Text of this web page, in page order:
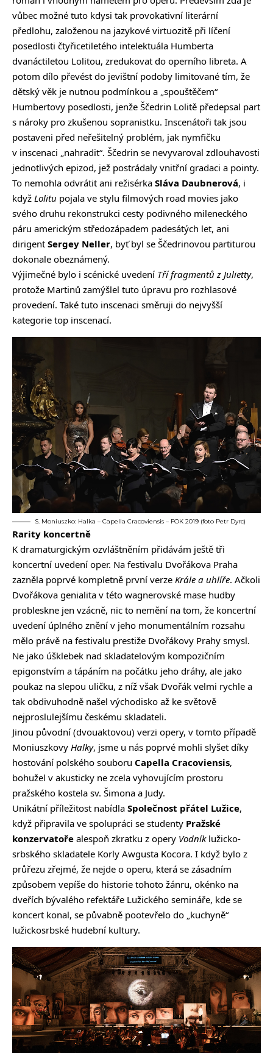
vůbec možné tuto kdysi tak provokativní literární
předlohu, založenou na jazykové virtuozitě při líčení
posedlosti čtyřicetiletého intelektuála Humberta
dvanáctiletou Lolitou, zredukovat do operního libreta. A
potom dílo převést do jevištní podoby limitované tím, že
dětský věk je nutnou podmínkou a „spouštěčem“
Humbertovy posedlosti, jenže Ščedrin Lolitě předepsal part
s nároky pro zkušenou sopranistku. Inscenátoři tak jsou
postaveni před neřešitelný problém, jak nymfičku
v inscenaci „nahradit“. Ščedrin se nevyvaroval zdlouhavosti
jednotlivých epizod, jež postrádaly vnitřní gradaci a pointy.
To nemohla odvrátit ani režisérka Sláva Daubnerová, i
když Lolitu pojala ve stylu filmových road movies jako
svého druhu rekonstrukci cesty podivného mileneckého
páru americkým středozápadem padesátých let, ani
dirigent Sergey Neller, byť byl se Ščedrinovou partiturou
dokonale obeznámený.
Výjimečné bylo i scénické uvedení Tří fragmentů z Julietty,
protože Martinů zamýšlel tuto úpravu pro rozhlasové
provedení. Také tuto inscenaci směruji do nejvyšší
kategorie top inscenací.
S. Moniuszko: Halka – Capella Cracoviensis – FOK 2019 (foto Petr Dyrc)
Rarity koncertně
K dramaturgickým ozvláštněním přidávám ještě tři
koncertní uvedení oper. Na festivalu Dvořákova Praha
zazněla poprvé kompletně první verze Krále a uhlíře. Ačkoli
Dvořákova genialita v této wagnerovské mase hudby
probleskne jen vzácně, nic to nemění na tom, že koncertní
uvedení úplného znění v jeho monumentálním rozsahu
mělo právě na festivalu prestiže Dvořákovy Prahy smysl.
Ne jako úšklebek nad skladatelovým kompozičním
epigonstvím a tápáním na počátku jeho dráhy, ale jako
poukaz na slepou uličku, z níž však Dvořák velmi rychle a
tak obdivuhodně našel východisko až ke světově
nejproslulejšímu českému skladateli.
Jinou původní (dvouaktovou) verzi opery, v tomto případě
Moniuszkovy Halky, jsme u nás poprvé mohli slyšet díky
hostování polského souboru Capella Cracoviensis,
bohužel v akusticky ne zcela vyhovujícím prostoru
pražského kostela sv. Šimona a Judy.
Unikátní příležitost nabídla Společnost přátel Lužice,
když připravila ve spolupráci se studenty Pražské
konzervatoře alespoň zkratku z opery Vodníklužicko-
srbského skladatele Korly Awgusta Kocora. I když bylo z
průřezu zřejmé, že nejde o operu, která se zásadním
způsobem vepíše do historie tohoto žánru, okénko na
dveřích bývalého refektáře Lužického semináře, kde se
koncert konal, se půvabně pootevřelo do „kuchyně“
lužickosrbské hudební kultury.